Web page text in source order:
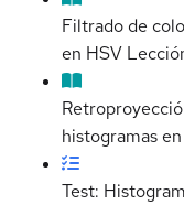
Filtrado de
en HSV
histogramas
Test: